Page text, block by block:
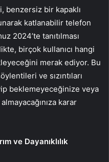
benzersiz bir kapaklı
katlanabilir telefon
2024’te tanıtılması
birçok kullanıcı hangi
merak ediyor. Bu
ve sızıntıları
beklemeyeceğinize veya
karar
ve Dayanıklılık